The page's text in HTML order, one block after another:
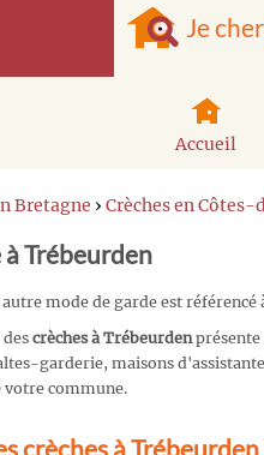
Je
Accueil
Bretagne › Crèches en
à Trébeurden
autre mode de garde est référencé
des crèches à Trébeurdenprésente
garderie, maisons
votre commune.
crèches à